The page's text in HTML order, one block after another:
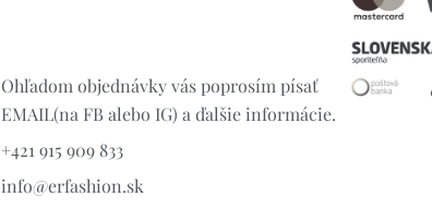
Ohľadom objednávky vás poprosím písať
EMAIL(na FB alebo IG) a ďalšie informácie.
+421 915 909 833
info@erfashion.sk